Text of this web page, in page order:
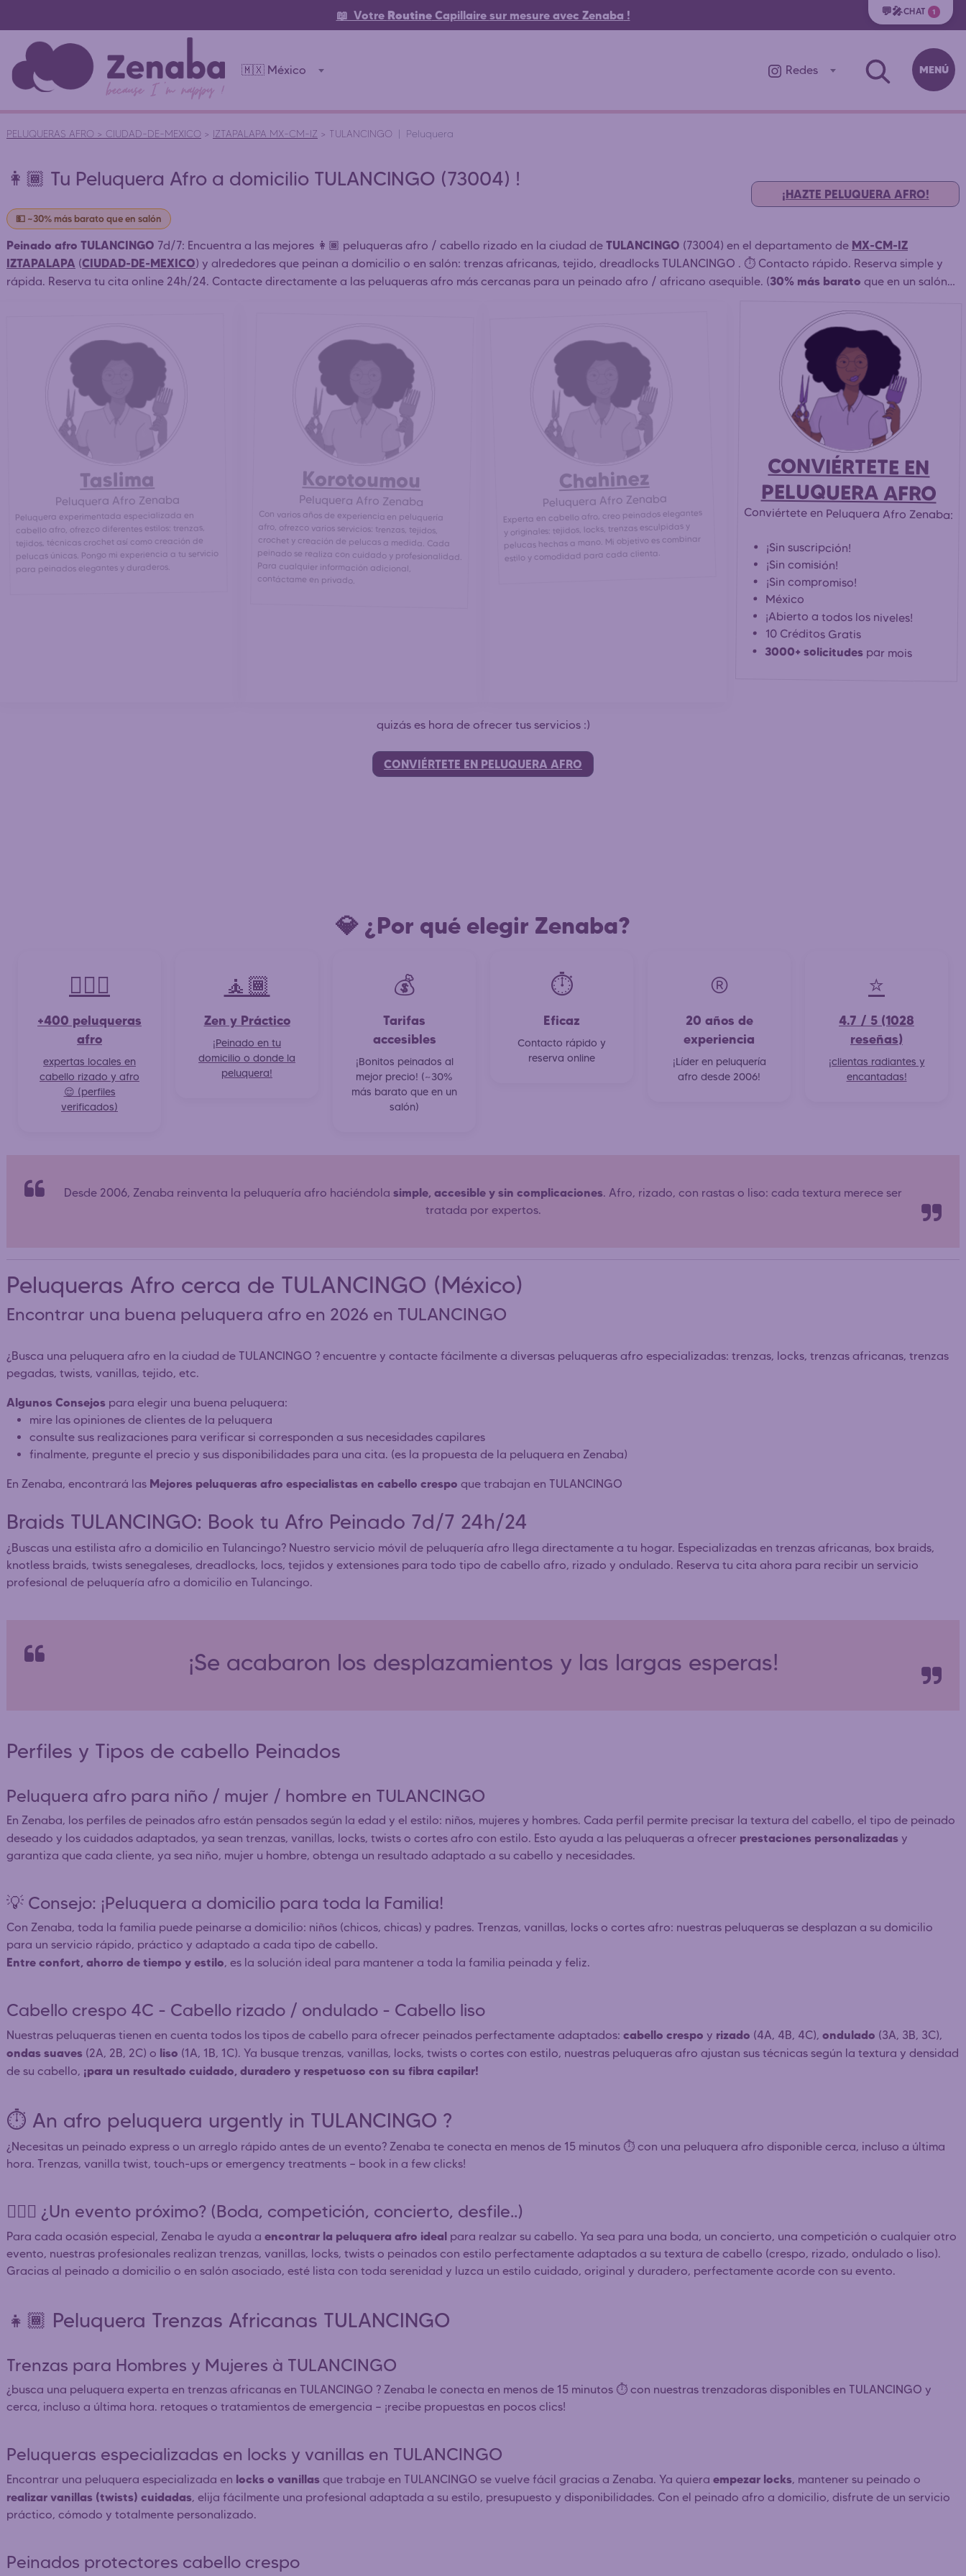
📖 Votre RoutineCapillaire sur mesure avec Zenaba !
🇲🇽 México Redes MENÚ
PELUQUERAS AFRO > CIUDAD-DE-MEXICO > IZTAPALAPA MX-CM-IZ > TULANCINGO Peluquera
👩🏾 Tu Peluquera Afro a domicilio TULANCINGO (73004) !
💵 ~30% más barato que en salón
¡HAZTE PELUQUERA AFRO!
Peinado afro TULANCINGO 7d/7: Encuentra a las mejores 👩🏾 peluqueras afro / cabello rizado en la ciudad de TULANCINGO (73004) en el departamento de MX-CM-IZ
IZTAPALAPA (CIUDAD-DE-MEXICO) y alrededores que peinan a domicilio o en salón: trenzas africanas, tejido, dreadlocks TULANCINGO . ⏱️ Contacto rápido. Reserva simple y
rápida. Reserva tu cita online 24h/24. Contacte directamente a las peluqueras afro más cercanas para un peinado afro / africano asequible. (30% más barato que en un salón
Taslima
Peluquera Afro Zenaba
Peluquera experimentada especializada en
cabello afro, ofrezco diferentes estilos: trenzas,
tejidos, técnicas crochet así como creación de
pelucas únicas. Pongo mi experiencia a tu servicio
para peinados elegantes y duraderos.
Korotoumou
Peluquera Afro Zenaba
Con varios años de experiencia en peluquería
afro, ofrezco varios servicios: trenzas, tejidos,
crochet y creación de pelucas a medida. Cada
peinado se realiza con cuidado y profesionalidad.
Para cualquier información adicional,
contáctame en privado.
Chahinez
Peluquera Afro Zenaba
Experta en cabello afro, creo peinados elegantes
y originales: tejidos, locks, trenzas esculpidas y
pelucas hechas a mano. Mi objetivo es combinar
estilo y comodidad para cada clienta.
CONVIÉRTETE EN
PELUQUERA AFRO
Conviértete en Peluquera Afro Zenaba:
¡Sin suscripción!
¡Sin comisión!
¡Sin compromiso!
México
¡Abierto a todos los niveles!
10 Créditos Gratis
3000+ solicitudes par mois
quizás es hora de ofrecer tus servicios :)
CONVIÉRTETE EN PELUQUERA AFRO
💎 ¿Por qué elegir Zenaba?
💇🏽‍♀️
+400 peluqueras
afro
expertas locales en
cabello rizado y afro
😌 (perfiles
verificados)
🧘🏾
Zen y Práctico
¡Peinado en tu
domicilio o donde la
peluquera!
💰
Tarifas
accesibles
¡Bonitos peinados al
mejor precio! (~30%
más barato que en un
salón)
⏱️
Eficaz
Contacto rápido y
reserva online
®️
20 años de
experiencia
¡Líder en peluquería
afro desde 2006!
⭐
4.7 / 5 (1028
reseñas)
¡clientas radiantes y
encantadas!
Desde 2006, Zenaba reinventa la peluquería afro haciéndola simple, accesible y sin complicaciones. Afro, rizado, con rastas o liso: cada textura merece ser
tratada por expertos.
Peluqueras Afro cerca de TULANCINGO (México)
Encontrar una buena peluquera afro en 2026 en TULANCINGO
¿Busca una peluquera afro en la ciudad de TULANCINGO ? encuentre y contacte fácilmente a diversas peluqueras afro especializadas: trenzas, locks, trenzas africanas, trenzas
pegadas, twists, vanillas, tejido, etc.
Algunos Consejos para elegir una buena peluquera:
mire las opiniones de clientes de la peluquera
consulte sus realizaciones para verificar si corresponden a sus necesidades capilares
finalmente, pregunte el precio y sus disponibilidades para una cita. (es la propuesta de la peluquera en Zenaba)
En Zenaba, encontrará las Mejores peluqueras afro especialistas en cabello crespo que trabajan en TULANCINGO
Braids TULANCINGO: Book tu Afro Peinado 7d/7 24h/24
¿Buscas una estilista afro a domicilio en Tulancingo? Nuestro servicio móvil de peluquería afro llega directamente a tu hogar. Especializadas en trenzas africanas, box braids,
knotless braids, twists senegaleses, dreadlocks, locs, tejidos y extensiones para todo tipo de cabello afro, rizado y ondulado. Reserva tu cita ahora para recibir un servicio
profesional de peluquería afro a domicilio en Tulancingo.
¡Se acabaron los desplazamientos y las largas esperas!
Perfiles y Tipos de cabello Peinados
Peluquera afro para niño / mujer / hombre en TULANCINGO
En Zenaba, los perfiles de peinados afro están pensados según la edad y el estilo: niños, mujeres y hombres. Cada perfil permite precisar la textura del cabello, el tipo de peinado
deseado y los cuidados adaptados, ya sean trenzas, vanillas, locks, twists o cortes afro con estilo. Esto ayuda a las peluqueras a ofrecer prestaciones personalizadas y
garantiza que cada cliente, ya sea niño, mujer u hombre, obtenga un resultado adaptado a su cabello y necesidades.
💡 Consejo: ¡Peluquera a domicilio para toda la Familia!
Con Zenaba, toda la familia puede peinarse a domicilio: niños (chicos, chicas) y padres. Trenzas, vanillas, locks o cortes afro: nuestras peluqueras se desplazan a su domicilio
para un servicio rápido, práctico y adaptado a cada tipo de cabello.
Entre confort, ahorro de tiempo y estilo, es la solución ideal para mantener a toda la familia peinada y feliz.
Cabello crespo 4C - Cabello rizado / ondulado - Cabello liso
Nuestras peluqueras tienen en cuenta todos los tipos de cabello para ofrecer peinados perfectamente adaptados: cabello crespo y rizado (4A, 4B, 4C), ondulado (3A, 3B, 3C),
ondas suaves (2A, 2B, 2C) o liso (1A, 1B, 1C). Ya busque trenzas, vanillas, locks, twists o cortes con estilo, nuestras peluqueras afro ajustan sus técnicas según la textura y densidad
de su cabello, ¡para un resultado cuidado, duradero y respetuoso con su fibra capilar!
⏱️ An afro peluquera urgently in TULANCINGO ?
¿Necesitas un peinado express o un arreglo rápido antes de un evento? Zenaba te conecta en menos de 15 minutos ⏱️ con una peluquera afro disponible cerca, incluso a última
hora. Trenzas, vanilla twist, touch-ups or emergency treatments — book in a few clicks!
👰🏿‍♀️ ¿Un evento próximo? (Boda, competición, concierto, desfile..)
Para cada ocasión especial, Zenaba le ayuda a encontrar la peluquera afro ideal para realzar su cabello. Ya sea para una boda, un concierto, una competición o cualquier otro
evento, nuestras profesionales realizan trenzas, vanillas, locks, twists o peinados con estilo perfectamente adaptados a su textura de cabello (crespo, rizado, ondulado o liso).
Gracias al peinado a domicilio o en salón asociado, esté lista con toda serenidad y luzca un estilo cuidado, original y duradero, perfectamente acorde con su evento.
👧🏾 Peluquera Trenzas Africanas TULANCINGO
Trenzas para Hombres y Mujeres à TULANCINGO
¿busca una peluquera experta en trenzas africanas en TULANCINGO ? Zenaba le conecta en menos de 15 minutos ⏱️ con nuestras trenzadoras disponibles en TULANCINGO y
cerca, incluso a última hora. retoques o tratamientos de emergencia — ¡recibe propuestas en pocos clics!
Peluqueras especializadas en locks y vanillas en TULANCINGO
Encontrar una peluquera especializada en locks o vanillas que trabaje en TULANCINGO se vuelve fácil gracias a Zenaba. Ya quiera empezar locks, mantener su peinado o
realizar vanillas (twists) cuidadas, elija fácilmente una profesional adaptada a su estilo, presupuesto y disponibilidades. Con el peinado afro a domicilio, disfrute de un servicio
práctico, cómodo y totalmente personalizado.
Peinados protectores cabello crespo
💬🎤CHAT 1